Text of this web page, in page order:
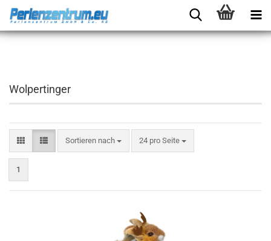
Wolpertinger
Sortieren nach 24 pro Seite
1